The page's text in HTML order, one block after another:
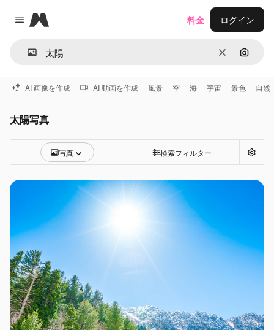
Close menu
Magnific
消去 画像で
料金 ログイン
AI 画像を作成 AI 動画を作成 風景 空 海 宇宙 景色 自然
太陽写真
写真 検索フィルター